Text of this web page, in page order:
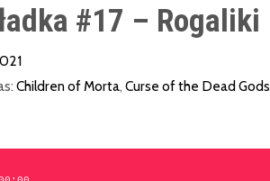
#17 – Rogaliki
Children of Morta, Curse of the Dead Gods